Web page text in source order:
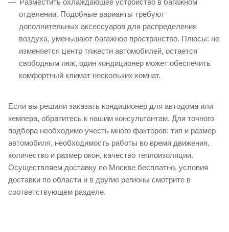
отделении. Подобные варианты требуют
дополнительных аксессуаров для распределения
воздуха, уменьшают багажное пространство. Плюсы: не
изменяется центр тяжести автомобилей, остается
свободным люк, один кондиционер может обеспечить
комфортный климат нескольких комнат.
Если вы решили заказать кондиционер для автодома или
кемпера, обратитесь к нашим консультантам. Для точного
подбора необходимо учесть много факторов: тип и размер
автомобиля, необходимость работы во время движения,
количество и размер окон, качество теплоизоляции.
Осуществляем доставку по Москве бесплатно, условия
доставки по области и в другие регионы смотрите в
соответствующем разделе.